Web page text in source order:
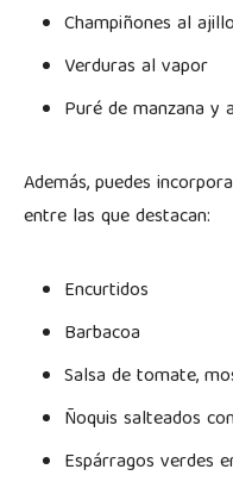
Champiñones al ajillo
Verduras al vapor
Puré de manzana y
Además, puedes
entre las que destacan:
Encurtidos
Barbacoa
Salsa de tomate,
Ñoquis salteados
Espárragos verdes